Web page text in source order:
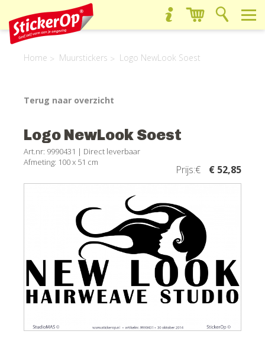
Home Muurstickers Logo NewLook Soest
Terug naar overzicht
Logo NewLook Soest
Art.nr: 9990431 | Direct leverbaar
Afmeting: 100 x 51 cm
Prijs:€ € 52,85